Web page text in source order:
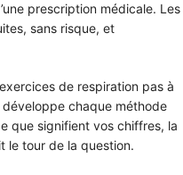
prescription médicale. Les
sans risque, et
de respiration pas à
développe chaque méthode
que signifient vos chiffres, la
le tour de la question.